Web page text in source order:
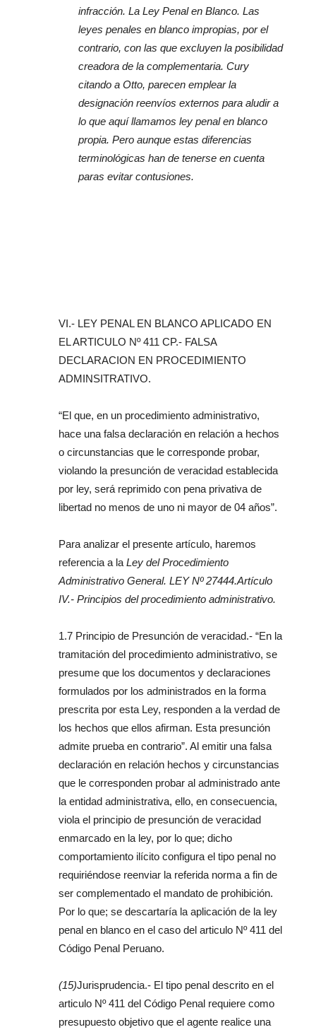
infracción. La Ley Penal en Blanco. Las
leyes penales en blanco impropias, por el
contrario, con las que excluyen la posibilidad
creadora de la complementaria. Cury
citando a Otto, parecen emplear la
designación reenvíos externos para aludir a
lo que aquí llamamos ley penal en blanco
propia. Pero aunque estas diferencias
terminológicas han de tenerse en cuenta
paras evitar contusiones.
VI.- LEY PENAL EN BLANCO APLICADO EN
EL ARTICULO Nº 411 CP.- FALSA
DECLARACION EN PROCEDIMIENTO
ADMINSITRATIVO.
“El que, en un procedimiento administrativo,
hace una falsa declaración en relación a hechos
o circunstancias que le corresponde probar,
violando la presunción de veracidad establecida
por ley, será reprimido con pena privativa de
libertad no menos de uno ni mayor de 04 años”.
Para analizar el presente artículo, haremos
referencia a la Ley del Procedimiento
Administrativo General. LEY Nº 27444.Artículo
IV.- Principios del procedimiento administrativo.
1.7 Principio de Presunción de veracidad.- “En la
tramitación del procedimiento administrativo, se
presume que los documentos y declaraciones
formulados por los administrados en la forma
prescrita por esta Ley, responden a la verdad de
los hechos que ellos afirman. Esta presunción
admite prueba en contrario”. Al emitir una falsa
declaración en relación hechos y circunstancias
que le corresponden probar al administrado ante
la entidad administrativa, ello, en consecuencia,
viola el principio de presunción de veracidad
enmarcado en la ley, por lo que; dicho
comportamiento ilícito configura el tipo penal no
requiriéndose reenviar la referida norma a fin de
ser complementado el mandato de prohibición.
Por lo que; se descartaría la aplicación de la ley
penal en blanco en el caso del articulo Nº 411 del
Código Penal Peruano.
(15)Jurisprudencia.- El tipo penal descrito en el
articulo Nº 411 del Código Penal requiere como
presupuesto objetivo que el agente realice una